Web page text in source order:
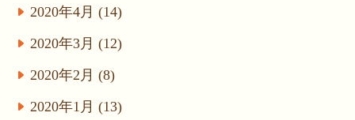
2020年4月 (14)
2020年3月 (12)
2020年2月 (8)
2020年1月 (13)